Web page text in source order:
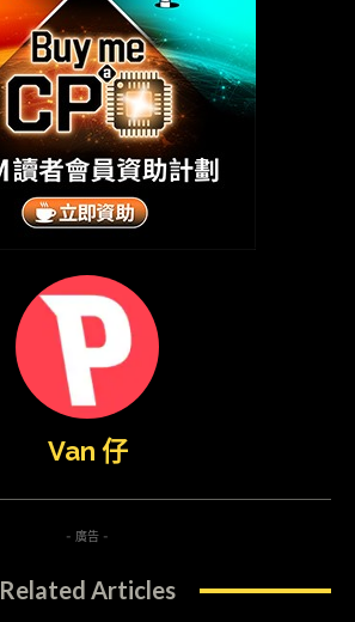
Van 仔
- 廣告 -
Related Articles